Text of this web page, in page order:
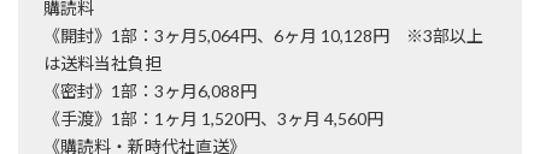
購読料
《開封》1部：3ヶ月5,064円、6ヶ月 10,128円 ※3部以上
は送料当社負担
《密封》1部：3ヶ月6,088円
《手渡》1部：1ヶ月 1,520円、3ヶ月 4,560円
《購読料・新時代社直送》